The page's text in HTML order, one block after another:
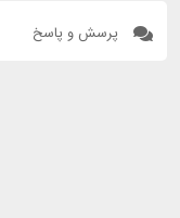
پرسش و پاسخ